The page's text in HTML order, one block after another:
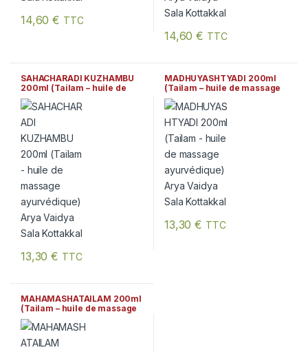
14,60€ TTC
14,60€ TTC
SAHACHARADI KUZHAMBU
200ml (Tailam – huile de
massage ayurvédique) Arya
Vaidya Sala Kottakkal
13,30€ TTC
MADHUYASHTYADI 200ml
(Tailam – huile de massage
ayurvédique) Arya Vaidya
Sala Kottakkal
13,30€ TTC
MAHAMASHATAILAM 200ml
(Tailam – huile de massage
ayurvédique) Arya Vaidya
Sala Kottakkal